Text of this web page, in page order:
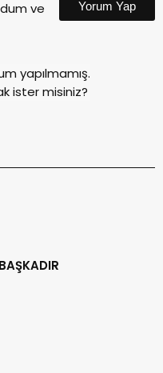
ve
Yorum Yap
yapılmamış.
ister misiniz?